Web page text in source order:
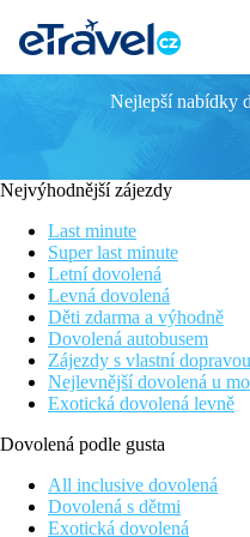
Apollon Windmill
Moderní pokoje
V blízkosti hlavního
Vhodný pro všechny
Oblíbený hotel se stálou
Poloha
Hotel cca 23 km od
Vybavení
70 pokojů, vstupní hala s
Pokoje
Dvoulůžkový pokoj,
Dvoulůžkový
Junior suite,
Nejlepší nabídky
Nejvýhodnější zájezdy
Last minute
Super last minute
Letní dovolená
Levná dovolená
Děti zdarma a výhodně
Dovolená autobusem
Zájezdy s vlastní dopravou
Nejlevnější dovolená u
Exotická dovolená levně
Dovolená podle gusta
All inclusive dovolená
Dovolená s dětmi
Exotická dovolená